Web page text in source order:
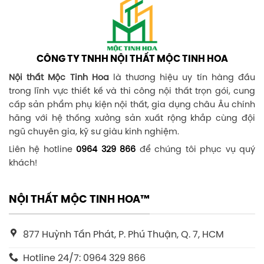
CÔNG TY TNHH NỘI THẤT MỘC TINH HOA
Nội thất Mộc Tinh Hoalà thương hiệu uy tín hàng đầu
trong lĩnh vực thiết kế và thi công nội thất trọn gói, cung
cấp sản phẩm phụ kiện nội thất, gia dụng châu Âu chính
hãng với hệ thống xưởng sản xuất rộng khắp cùng đội
ngũ chuyên gia, kỹ sư giàu kinh nghiệm.
Liên hệ hotline 0964 329 866 để chúng tôi phục vụ quý
khách!
NỘI THẤT MỘC TINH HOA™
877 Huỳnh Tấn Phát, P. Phú Thuận, Q. 7, HCM
Hotline 24/7: 0964 329 866